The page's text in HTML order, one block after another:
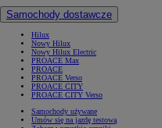
Samochody dostawcze
Hilux
Nowy Hilux
Nowy Hilux Electric
PROACE Max
PROACE
PROACE Verso
PROACE CITY
PROACE CITY Verso
Samochody używane
Umów się na jazdę testową